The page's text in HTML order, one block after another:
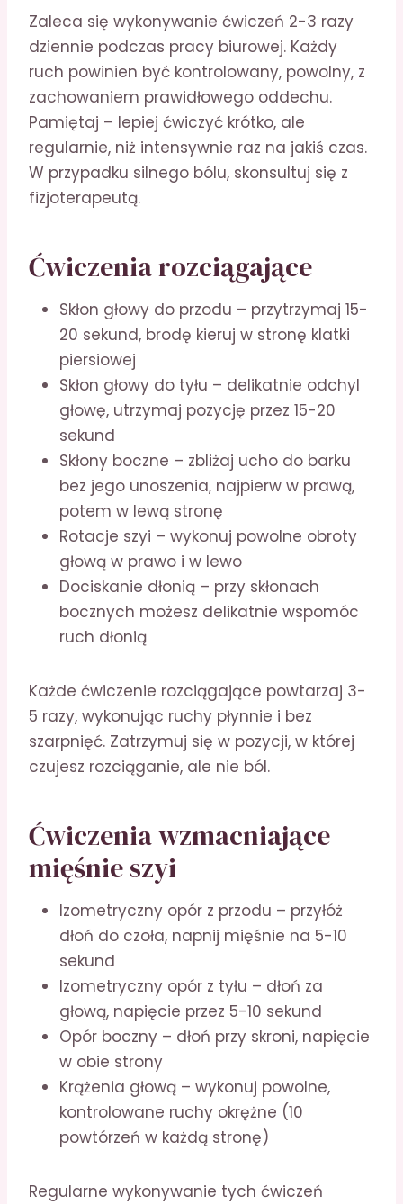
Zaleca się wykonywanie ćwiczeń 2-3 razy
dziennie podczas pracy biurowej. Każdy
ruch powinien być kontrolowany, powolny, z
zachowaniem prawidłowego oddechu.
Pamiętaj – lepiej ćwiczyć krótko, ale
regularnie, niż intensywnie raz na jakiś czas.
W przypadku silnego bólu, skonsultuj się z
fizjoterapeutą.
Ćwiczenia rozciągające
Skłon głowy do przodu – przytrzymaj 15-
20 sekund, brodę kieruj w stronę klatki
piersiowej
Skłon głowy do tyłu – delikatnie odchyl
głowę, utrzymaj pozycję przez 15-20
sekund
Skłony boczne – zbliżaj ucho do barku
bez jego unoszenia, najpierw w prawą,
potem w lewą stronę
Rotacje szyi – wykonuj powolne obroty
głową w prawo i w lewo
Dociskanie dłonią – przy skłonach
bocznych możesz delikatnie wspomóc
ruch dłonią
Każde ćwiczenie rozciągające powtarzaj 3-
5 razy, wykonując ruchy płynnie i bez
szarpnięć. Zatrzymuj się w pozycji, w której
czujesz rozciąganie, ale nie ból.
Ćwiczenia wzmacniające
mięśnie szyi
Izometryczny opór z przodu – przyłóż
dłoń do czoła, napnij mięśnie na 5-10
sekund
Izometryczny opór z tyłu – dłoń za
głową, napięcie przez 5-10 sekund
Opór boczny – dłoń przy skroni, napięcie
w obie strony
Krążenia głową – wykonuj powolne,
kontrolowane ruchy okrężne (10
powtórzeń w każdą stronę)
Regularne wykonywanie tych ćwiczeń